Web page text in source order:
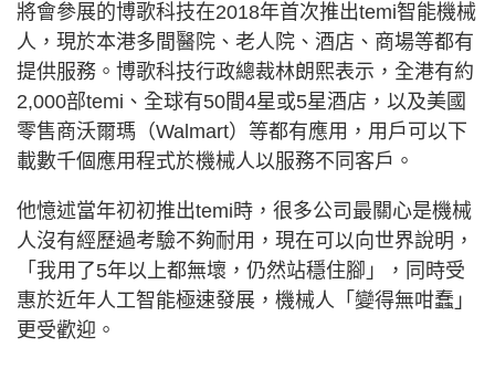
將會參展的博歌科技在2018年首次推出temi智能機械
人，現於本港多間醫院、老人院、酒店、商場等都有
提供服務。博歌科技行政總裁林朗熙表示，全港有約
2,000部temi、全球有50間4星或5星酒店，以及美國
零售商沃爾瑪（Walmart）等都有應用，用戶可以下
載數千個應用程式於機械人以服務不同客戶。
他憶述當年初初推出temi時，很多公司最關心是機械
人沒有經歷過考驗不夠耐用，現在可以向世界說明，
「我用了5年以上都無壞，仍然站穩住腳」，同時受
惠於近年人工智能極速發展，機械人「變得無咁蠢」
更受歡迎。